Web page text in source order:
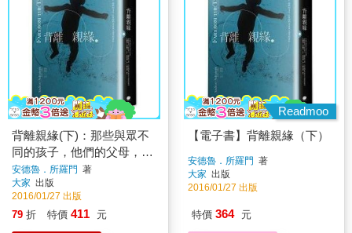
背離親緣(下)：那些與眾不
同的孩子，他們的父母，以
及他們尋找身分認同的故事
安德魯．所羅門 著
大家 出版
2016/01/27 出版
79 折 特價 411 元
Readmoo
【電子書】背離親緣（下）
安德魯．所羅門 著
大家 出版
2016/01/27 出版
特價 364 元